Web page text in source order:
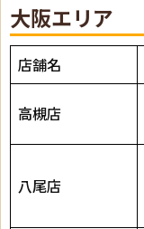
大阪エリア
店舗名
高槻店
八尾店